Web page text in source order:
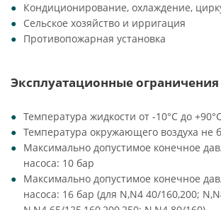
Кондиционирование, охлаждение,
Сельское хозяйство и ирригация
Противопожарная установка
Эксплуатационные ограничения
Температура жидкости от -10°C до
Температура окружающего воздуха не
Максимально допустимое конечное
насоса: 10 бар
Максимально допустимое конечное
насоса: 16 бар (для N,N4 40/160,200;